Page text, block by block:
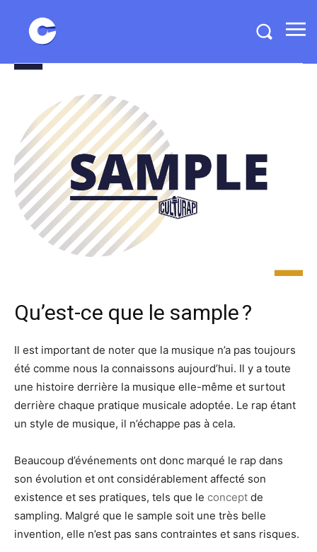
Qu’est-ce que le sample ?
Il est important de noter que la musique n’a pas toujours
été comme nous la connaissons aujourd’hui. Il y a toute
une histoire derrière la musique elle-même et surtout
derrière chaque pratique musicale adoptée. Le rap étant
un style de musique, il n’échappe pas à cela.
Beaucoup d’événements ont donc marqué le rap dans
son évolution et ont considérablement affecté son
existence et ses pratiques, tels que le concept de
sampling. Malgré que le sample soit une très belle
invention, elle n’est pas sans contraintes et sans risques.